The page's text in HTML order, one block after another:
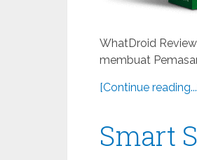
WhatDroid
membuat
[Continue
Smart